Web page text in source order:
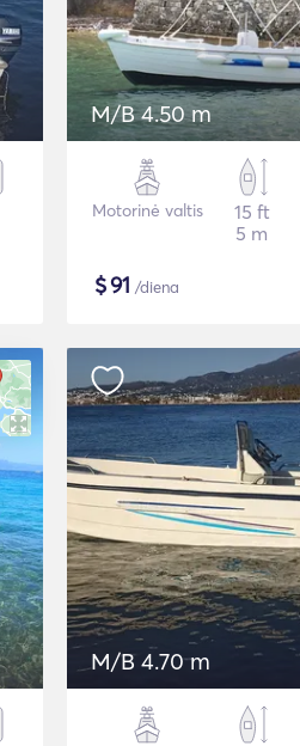
M/B 4.50 m
Motorinė valtis
15 ft
5 m
$91 /diena
M/B 4.70 m